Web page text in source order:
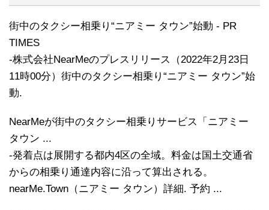
街中のタクシー相乗り“ニアミー タウン”始動 - PR
TIMES
-株式会社NearMeのプレスリリース（2022年2月23日
11時00分）街中のタクシー相乗り“ニアミー タウン”始
動.
NearMeが街中のタクシー相乗りサービス「ニアミー
タウン ...
-発着点は展開する都内4区の全域。料金は国土交通省
からの相乗り通達内容に沿って算出される。
nearMe.Town（ニアミー タウン）詳細. 予約 ...